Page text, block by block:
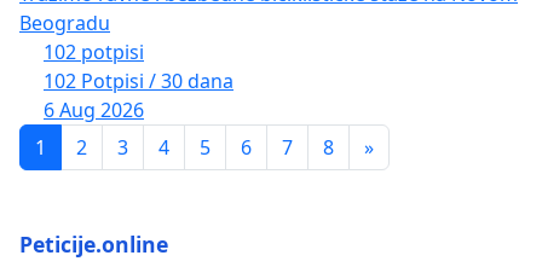
Beogradu
102 potpisi
102 Potpisi / 30 dana
6 Aug 2026
1
2 3 4 5 6 7 8 »
Peticije.online